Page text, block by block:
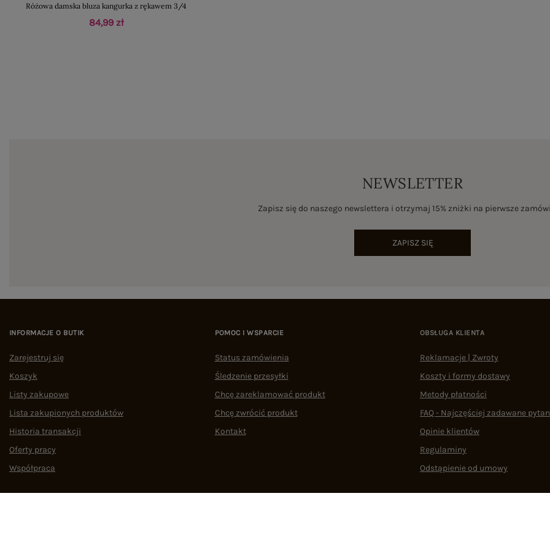
Różowa damska bluza kangurka z rękawem 3/4
84,99 zł
NEWSLETTER
Zapisz się do naszego newslettera i otrzymaj 15% zniżki na pierwsze
ZAPISZ SIĘ
INFORMACJE O BUTIK
Zarejestruj się
Koszyk
Listy zakupowe
Lista zakupionych produktów
Historia transakcji
Oferty pracy
Współpraca
POMOC I WSPARCIE
Status zamówienia
Śledzenie przesyłki
Chcę zareklamować produkt
Chcę zwrócić produkt
Kontakt
OBSŁUGA KLIENTA
Reklamacje | Zwroty
Koszty i formy dostawy
Metody płatności
FAQ - Najczęściej zadawane
Opinie klientów
Regulaminy
Odstąpienie od umowy